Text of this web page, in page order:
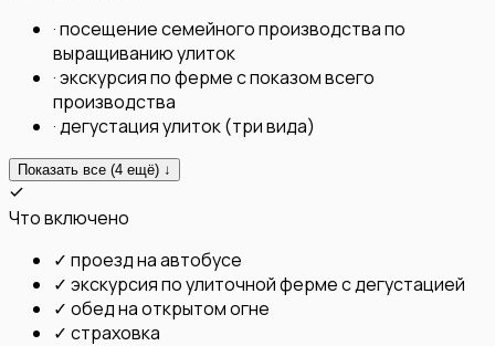
·посещение семейного производства по
выращиванию улиток
·экскурсия по ферме с показом всего
производства
·дегустация улиток (три вида)
Показать все (4 ещё) ↓
Что включено
✓ проезд на автобусе
✓ экскурсия по улиточной ферме с дегустацией
✓ обед на открытом огне
✓ страховка